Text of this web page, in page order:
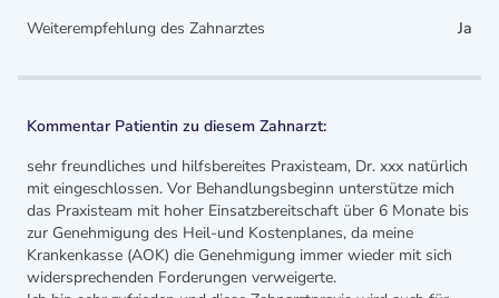
Weiterempfehlung des Zahnarztes
Ja
Kommentar Patientin zu diesem Zahnarzt:
sehr freundliches und hilfsbereites Praxisteam, Dr. xxx natürlich
mit eingeschlossen. Vor Behandlungsbeginn unterstütze mich
das Praxisteam mit hoher Einsatzbereitschaft über 6 Monate bis
zur Genehmigung des Heil-und Kostenplanes, da meine
Krankenkasse (AOK) die Genehmigung immer wieder mit sich
widersprechenden Forderungen verweigerte.